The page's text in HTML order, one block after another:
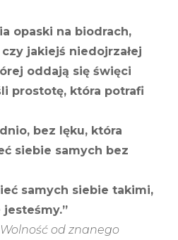
opaski na biodrach,
jakiejś niedojrzałej
oddają się święci
prostotę, która potrafi
bez lęku, która
siebie samych bez
samych siebie takimi,
jesteśmy.”
od znanego